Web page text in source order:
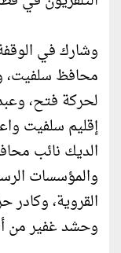
وشارك في
محافظ سلفيت،
لحركة فتح،
إقليم سلفيت
الديك نائب
والمؤسسات
القروية،
وحشد غفير من